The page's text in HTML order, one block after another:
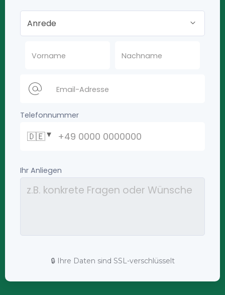
🔒 Ihre Daten sind SSL-verschlüsselt